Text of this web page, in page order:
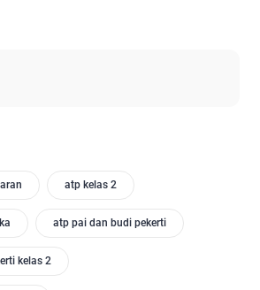
atp kelas 2
atp pai dan budi pekerti
kelas 2